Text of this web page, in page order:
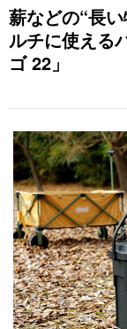
薪などの“長
ルチに使える
ゴ 22」